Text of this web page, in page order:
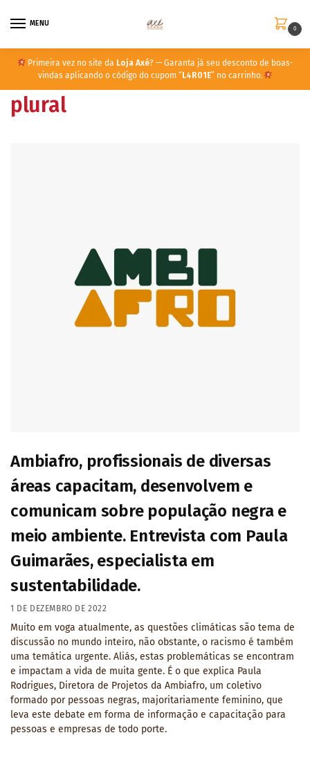
MENU
0
Primeira vez no site da Loja Axé? — Garanta já seu desconto de boas-
vindas aplicando o código do cupom “ L4R01E” no carrinho.
plural
Ambiafro, profissionais de diversas
áreas capacitam, desenvolvem e
comunicam sobre população negra e
meio ambiente. Entrevista com Paula
Guimarães, especialista em
sustentabilidade.
1 DE DEZEMBRO DE 2022
Muito em voga atualmente, as questões climáticas são tema de
discussão no mundo inteiro, não obstante, o racismo é também
uma temática urgente. Aliás, estas problemáticas se encontram
e impactam a vida de muita gente. É o que explica Paula
Rodrigues, Diretora de Projetos da Ambiafro, um coletivo
formado por pessoas negras, majoritariamente feminino, que
leva este debate em forma de informação e capacitação para
pessoas e empresas de todo porte.